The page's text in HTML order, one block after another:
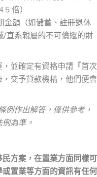
倍）
金額（如儲蓄、註冊退休
/直系親屬的不可償還的財
並確定有資格申請 「 首次
交予貸款機構，他們便會
例作出解答，僅供參考，
為準。
方案，在置業方面同樣可
置業等方面的資訊有任何